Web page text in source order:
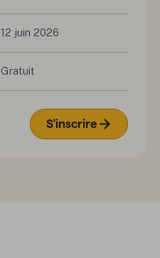
12 juin 2026
Gratuit
S'inscrire